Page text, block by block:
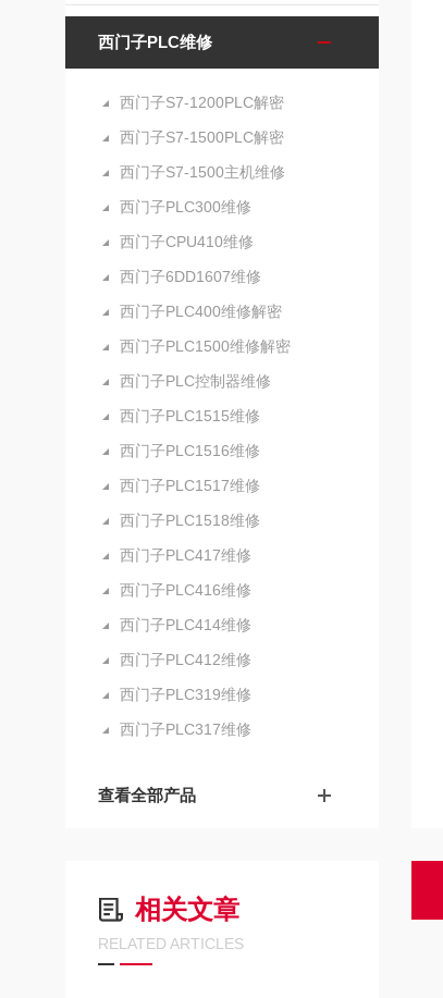
西门子PLC维修
西门子S7-1200PLC解密
西门子S7-1500PLC解密
西门子S7-1500主机维修
西门子PLC300维修
西门子CPU410维修
西门子6DD1607维修
西门子PLC400维修解密
西门子PLC1500维修解密
西门子PLC控制器维修
西门子PLC1515维修
西门子PLC1516维修
西门子PLC1517维修
西门子PLC1518维修
西门子PLC417维修
西门子PLC416维修
西门子PLC414维修
西门子PLC412维修
西门子PLC319维修
西门子PLC317维修
查看全部产品
相关文章
RELATED ARTICLES